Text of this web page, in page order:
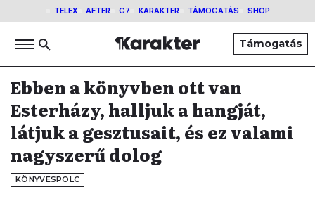
TELEX AFTER G7 KARAKTER TÁMOGATÁS SHOP
Támogatás
Ebben a könyvben ott van
Esterházy, halljuk a hangját,
látjuk a gesztusait, és ez valami
nagyszerű dolog
KÖNYVESPOLC